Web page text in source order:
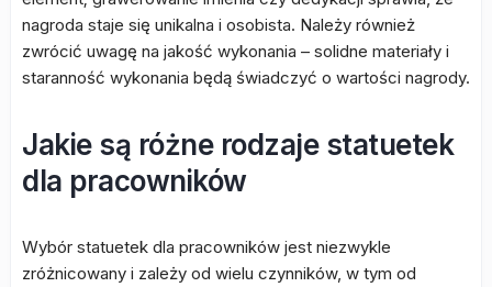
nagroda staje się unikalna i osobista. Należy również
zwrócić uwagę na jakość wykonania – solidne materiały i
staranność wykonania będą świadczyć o wartości nagrody.
Jakie są różne rodzaje statuetek
dla pracowników
Wybór statuetek dla pracowników jest niezwykle
zróżnicowany i zależy od wielu czynników, w tym od